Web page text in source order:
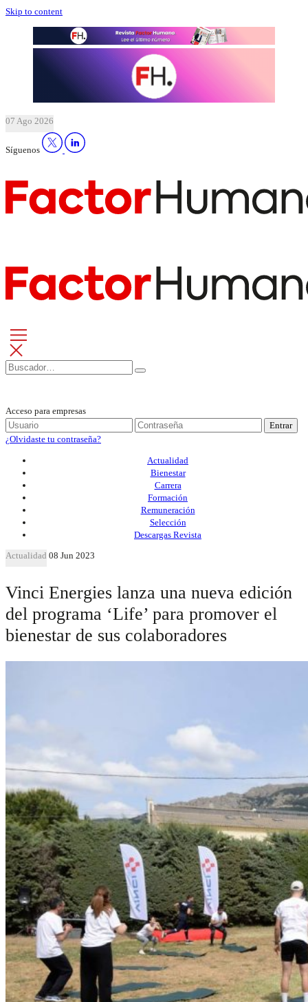
Skip to content
07 Ago 2026
Síguenos
Acceso para empresas
Entrar
¿Olvidaste tu contraseña?
Actualidad
Bienestar
Carrera
Formación
Remuneración
Selección
Descargas Revista
Actualidad 08 Jun 2023
Vinci Energies lanza una nueva edición
del programa ‘Life’ para promover el
bienestar de sus colaboradores